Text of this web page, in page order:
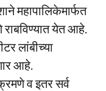
महापालिकेमार्फत
राबविण्यात येत आहे.
लांबीच्या
आहे.
व इतर सर्व